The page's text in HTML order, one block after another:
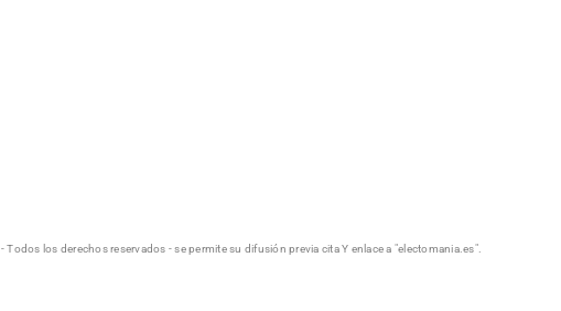
- Todos los derechos reservados - se permite su difusión previa cita Y enlace a "electomania.es".